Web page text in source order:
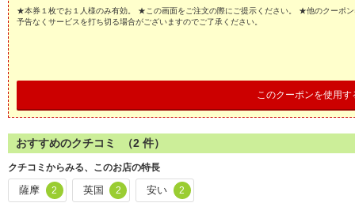
★本券１枚でお１人様のみ有効。 ★この画面をご注文の際にご提示ください。 ★他のクーポ
予告なくサービスを打ち切る場合がございますのでご了承ください。
このクーポンを使用す
おすすめのクチコミ （2 件）
クチコミからみる、このお店の特長
薩摩 2 英国 2 安い 2